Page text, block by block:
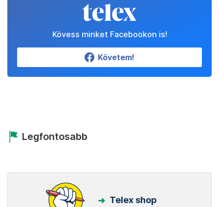
Kövess minket Facebookon is!
Követem!
Legfontosabb
Telex shop